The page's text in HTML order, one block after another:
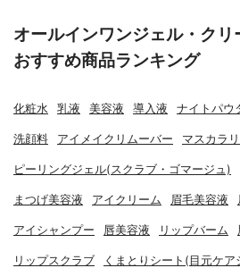
オールインワンジェル・クリ
おすすめ商品ランキング
化粧水 乳液 美容液 導入液 ナイトパウ
洗顔料 アイメイクリムーバー マスカラ
ピーリングジェル(スクラブ・ゴマージュ)
まつげ美容液 アイクリーム 眉毛美容液
アイシャンプー 唇美容液 リップバーム
リップスクラブ くまとりシート(目元ケ